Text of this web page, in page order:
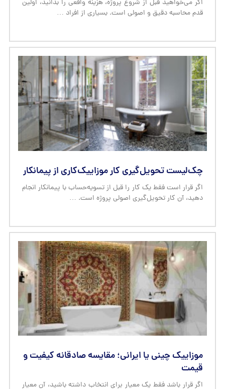
اگر می‌خواهید قبل از شروع پروژه، هزینه واقعی را بدانید، اولین
قدم محاسبه دقیق و اصولی است. بسیاری از افراد …
چک‌لیست تحویل‌گیری کار موزاییک‌کاری از پیمانکار
اگر قرار است فقط یک کار را قبل از تسویه‌حساب با پیمانکار انجام
دهید، آن کار تحویل‌گیری اصولی پروژه است. …
موزاییک چینی یا ایرانی؛ مقایسه صادقانه کیفیت و
قیمت
اگر قرار باشد فقط یک معیار برای انتخاب داشته باشید، آن معیار